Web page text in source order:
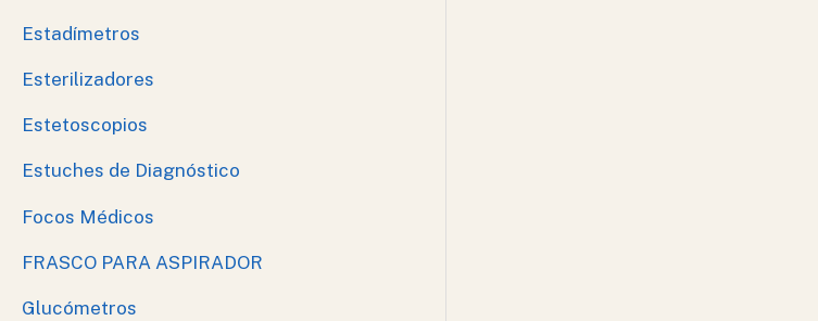
Estadímetros
Esterilizadores
Estetoscopios
Estuches de Diagnóstico
Focos Médicos
FRASCO PARA ASPIRADOR
Glucómetros